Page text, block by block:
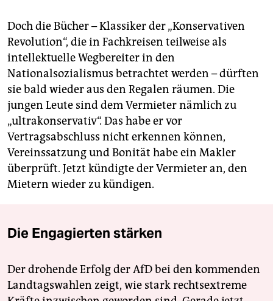
Doch die Bücher – Klassiker der „Konservativen
Revolution“, die in Fachkreisen teilweise als
intellektuelle Wegbereiter in den
Nationalsozialismus betrachtet werden – dürften
sie bald wieder aus den Regalen räumen. Die
jungen Leute sind dem Vermieter nämlich zu
„ultrakonservativ“. Das habe er vor
Vertragsabschluss nicht erkennen können,
Vereinssatzung und Bonität habe ein Makler
überprüft. Jetzt kündigte der Vermieter an, den
Mietern wieder zu kündigen.
Die Engagierten stärken
Der drohende Erfolg der AfD bei den kommenden
Landtagswahlen zeigt, wie stark rechtsextreme